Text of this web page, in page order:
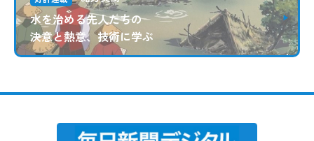
水を治める先人たちの
決意と熱意、技術に学ぶ